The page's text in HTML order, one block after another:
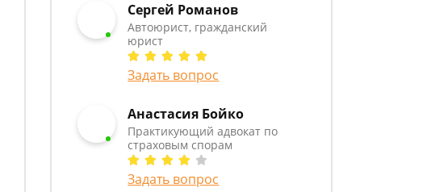
Сергей Романов
Автоюрист, гражданский
юрист
Задать вопрос
Анастасия Бойко
Практикующий адвокат по
страховым спорам
Задать вопрос